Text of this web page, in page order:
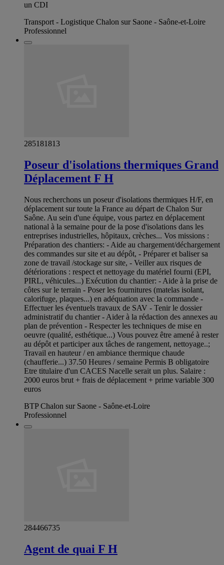
un CDI
Transport - Logistique Chalon sur Saone - Saône-et-Loire
Professionnel
285181813
Poseur d'isolations thermiques Grand
Déplacement F H
Nous recherchons un poseur d'isolations thermiques H/F, en
déplacement sur toute la France au départ de Chalon Sur
Saône. Au sein d'une équipe, vous partez en déplacement
national à la semaine pour de la pose d'isolations dans les
entreprises industrielles, hôpitaux, crèches... Vos missions :
Préparation des chantiers: - Aide au chargement/déchargement
des commandes sur site et au dépôt, - Préparer et baliser sa
zone de travail /stockage sur site, - Veiller aux risques de
détériorations : respect et nettoyage du matériel fourni (EPI,
PIRL, véhicules...) Exécution du chantier: - Aide à la prise de
côtes sur le terrain - Poser les fournitures (matelas isolant,
calorifuge, plaques...) en adéquation avec la commande -
Effectuer les éventuels travaux de SAV - Tenir le dossier
administratif du chantier - Aider à la rédaction des annexes au
plan de prévention - Respecter les techniques de mise en
oeuvre (qualité, esthétique...) Vous pouvez être amené à rester
au dépôt et participer aux tâches de rangement, nettoyage..;
Travail en hauteur / en ambiance thermique chaude
(chaufferie...) 37.50 Heures / semaine Permis B obligatoire
Etre titulaire d'un CACES Nacelle serait un plus. Salaire :
2000 euros brut + frais de déplacement + prime variable 300
euros
BTP Chalon sur Saone - Saône-et-Loire
Professionnel
284466735
Agent de quai F H